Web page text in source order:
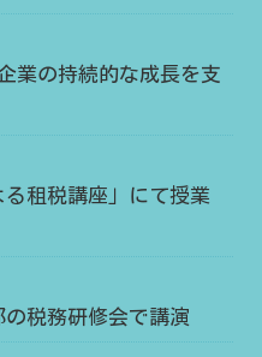
業の持続的な成長を支
租税講座」にて授業
税務研修会で講演